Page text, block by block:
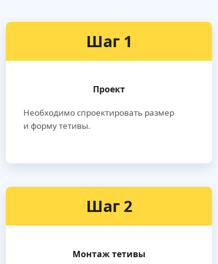
Шаг 1
Проект
Необходимо спроектировать размер
и форму тетивы.
Шаг 2
Монтаж тетивы